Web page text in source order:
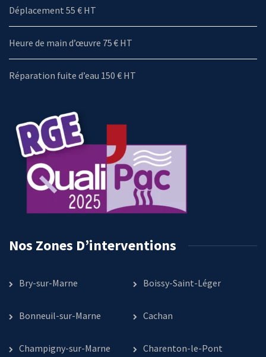
Déplacement 55 € HT
Heure de main d’œuvre 75 € HT
Réparation fuite d’eau 150 € HT
Nos Zones D’interventions
Bry-sur-Marne Boissy-Saint-Léger
Bonneuil-sur-Marne Cachan
Champigny-sur-Marne Charenton-le-Pont